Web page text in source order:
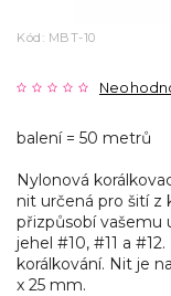
Kód: MBT-10
balení = 50 metrů
Nylonová
nit určená pro šití z
přizpůsobí vašemu
jehel #10, #11 a
korálkování. Nit je
x 25 mm.